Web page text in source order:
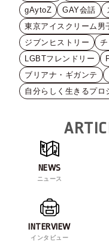
gAytoZ
GAY会話
東京アイスクリーム男
ジブンヒストリー
LGBTフレンドリー
ブリアナ・ギガンテ
自分らしく生きるプロ
NEWS
ニュース
INTERVIEW
インタビュー